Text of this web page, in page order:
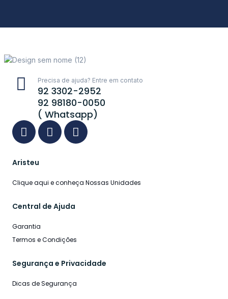
Precisa de ajuda? Entre em contato
92 3302-2952
92 98180-0050
( Whatsapp)
Aristeu
Clique aqui e conheça Nossas Unidades
Central de Ajuda
Garantia
Termos e Condições
Segurança e Privacidade
Dicas de Segurança